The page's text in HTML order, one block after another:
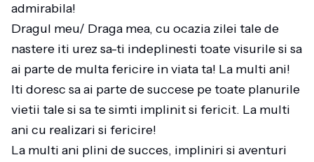
admirabila!
Dragul meu/ Draga mea, cu ocazia zilei tale de
nastere iti urez sa-ti indeplinesti toate visurile si sa
ai parte de multa fericire in viata ta! La multi ani!
Iti doresc sa ai parte de succese pe toate planurile
vietii tale si sa te simti implinit si fericit. La multi
ani cu realizari si fericire!
La multi ani plini de succes, impliniri si aventuri